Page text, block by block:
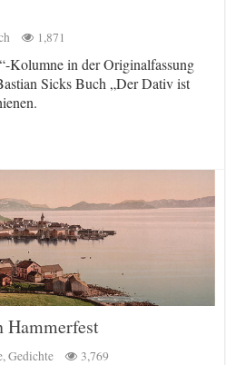
1,871
Kolumne in der Originalfassung
Sicks Buch „Der Dativ ist
Hammerfest
,Gedichte 3,769